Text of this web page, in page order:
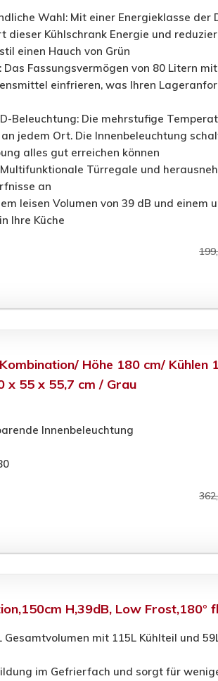
Wahl: Mit einer Energieklasse der
dieser Kühlschrank Energie und
einen Hauch von Grün
Das Fassungsvermögen von 80 Litern
einfrieren, was Ihren
Beleuchtung: Die mehrstufige
jedem Ort. Die Innenbeleuchtung
alles gut erreichen können
Türregale und
an
leisen Volumen von 39 dB und
Ihre Küche
Höhe 180 cm/
x 55 x 55,7 cm / Grau
Innenbeleuchtung
H,39dB, Low Frost,180°
Gesamtvolumen mit 115L Kühlteil und
im Gefrierfach und sorgt für